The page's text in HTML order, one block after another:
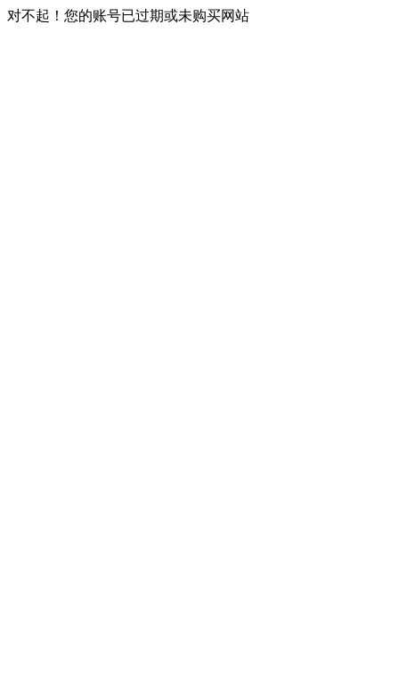
对不起！您的账号已过期或未购买网站